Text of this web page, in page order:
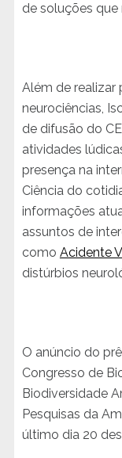
de soluções que
Além de realizar
neurociências,
de difusão do
atividades
presença na
Ciência do
informações
assuntos de
como Acidente
distúrbios
O anúncio do
Congresso de
Biodiversidade
Pesquisas da
último dia 20